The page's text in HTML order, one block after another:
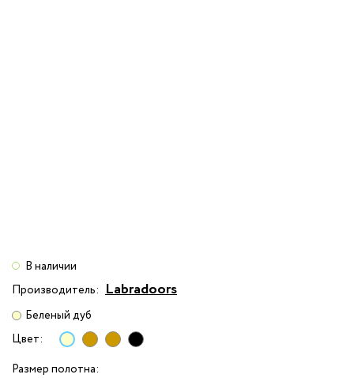
В наличии
Производитель: Labradoors
Беленый дуб
Цвет:
Размер полотна: